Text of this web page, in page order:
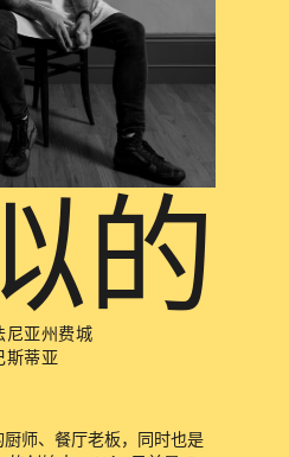
的
尼亚州费城
斯蒂亚
师、餐厅老板，同时也是